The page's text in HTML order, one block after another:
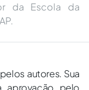
da Escola da
autores. Sua
aprovação pelo